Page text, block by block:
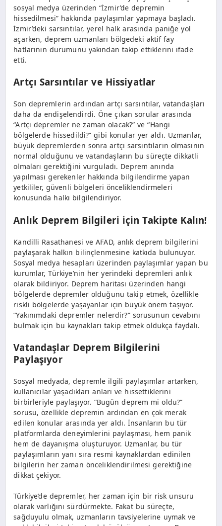
sosyal medya üzerinden “İzmir’de depremin
hissedilmesi” hakkında paylaşımlar yapmaya başladı.
İzmir’deki sarsıntılar, yerel halk arasında paniğe yol
açarken, deprem uzmanları bölgedeki aktif fay
hatlarının durumunu yakından takip ettiklerini ifade
etti.
Artçı Sarsıntılar ve Hissiyatlar
Son depremlerin ardından artçı sarsıntılar, vatandaşları
daha da endişelendirdi. Öne çıkan sorular arasında
“Artçı depremler ne zaman olacak?” ve “Hangi
bölgelerde hissedildi?” gibi konular yer aldı. Uzmanlar,
büyük depremlerden sonra artçı sarsıntıların olmasının
normal olduğunu ve vatandaşların bu süreçte dikkatli
olmaları gerektiğini vurguladı. Deprem anında
yapılması gerekenler hakkında bilgilendirme yapan
yetkililer, güvenli bölgeleri önceliklendirmeleri
konusunda halkı bilgilendiriyor.
Anlık Deprem Bilgileri için Takipte Kalın!
Kandilli Rasathanesi ve AFAD, anlık deprem bilgilerini
paylaşarak halkın bilinçlenmesine katkıda bulunuyor.
Sosyal medya hesapları üzerinden paylaşımlar yapan bu
kurumlar, Türkiye’nin her yerindeki depremleri anlık
olarak bildiriyor. Deprem haritası üzerinden hangi
bölgelerde depremler olduğunu takip etmek, özellikle
riskli bölgelerde yaşayanlar için büyük önem taşıyor.
“Yakınımdaki depremler nelerdir?” sorusunun cevabını
bulmak için bu kaynakları takip etmek oldukça faydalı.
Vatandaşlar Deprem Bilgilerini
Paylaşıyor
Sosyal medyada, depremle ilgili paylaşımlar artarken,
kullanıcılar yaşadıkları anları ve hissettiklerini
birbirleriyle paylaşıyor. “Bugün deprem mi oldu?”
sorusu, özellikle depremin ardından en çok merak
edilen konular arasında yer aldı. İnsanların bu tür
platformlarda deneyimlerini paylaşması, hem panik
hem de dayanışma oluşturuyor. Uzmanlar, bu tür
paylaşımların yanı sıra resmi kaynaklardan edinilen
bilgilerin her zaman önceliklendirilmesi gerektiğine
dikkat çekiyor.
Türkiye’de depremler, her zaman için bir risk unsuru
olarak varlığını sürdürmekte. Fakat bu süreçte,
sağduyulu olmak, uzmanların tavsiyelerine uymak ve